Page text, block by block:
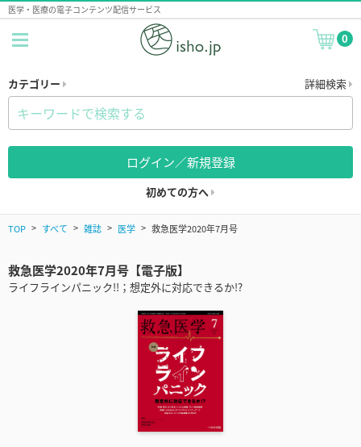
医学・医療の電子コンテンツ配信サービス
0
カテゴリー 詳細検索
ログイン／新規登録
初めての方へ
TOP すべて 雑誌 医学 救急医学2020年7月号
救急医学2020年7月号【電子版】
ライフラインパニック!!；想定外に対応できるか!?